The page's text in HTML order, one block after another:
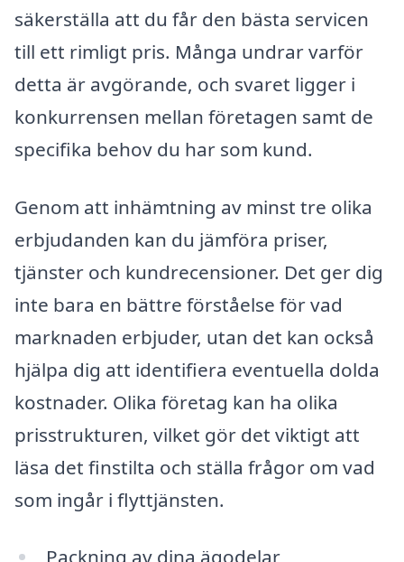
säkerställa att du får den bästa servicen
till ett rimligt pris. Många undrar varför
detta är avgörande, och svaret ligger i
konkurrensen mellan företagen samt de
specifika behov du har som kund.
Genom att inhämtning av minst tre olika
erbjudanden kan du jämföra priser,
tjänster och kundrecensioner. Det ger dig
inte bara en bättre förståelse för vad
marknaden erbjuder, utan det kan också
hjälpa dig att identifiera eventuella dolda
kostnader. Olika företag kan ha olika
prisstrukturen, vilket gör det viktigt att
läsa det finstilta och ställa frågor om vad
som ingår i flyttjänsten.
Packning av dina ägodelar